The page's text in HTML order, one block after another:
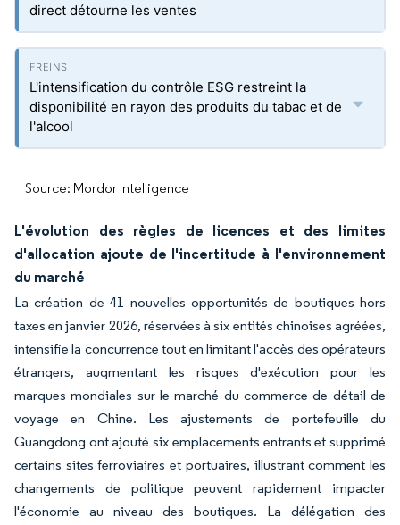
direct détourne les ventes
L'intensification du contrôle ESG restreint la
disponibilité en rayon des produits du tabac et de
l'alcool
Source: Mordor Intelligence
L'évolution des règles de licences et des limites
d'allocation ajoute de l'incertitude à l'environnement
du marché
La création de 41 nouvelles opportunités de boutiques hors
taxes en janvier 2026, réservées à six entités chinoises agréées,
intensifie la concurrence tout en limitant l'accès des opérateurs
étrangers, augmentant les risques d'exécution pour les
marques mondiales sur le marché du commerce de détail de
voyage en Chine. Les ajustements de portefeuille du
Guangdong ont ajouté six emplacements entrants et supprimé
certains sites ferroviaires et portuaires, illustrant comment les
changements de politique peuvent rapidement impacter
l'économie au niveau des boutiques. La délégation des